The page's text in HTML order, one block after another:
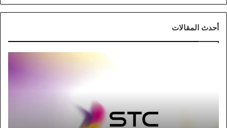
أحدث المقالات
و